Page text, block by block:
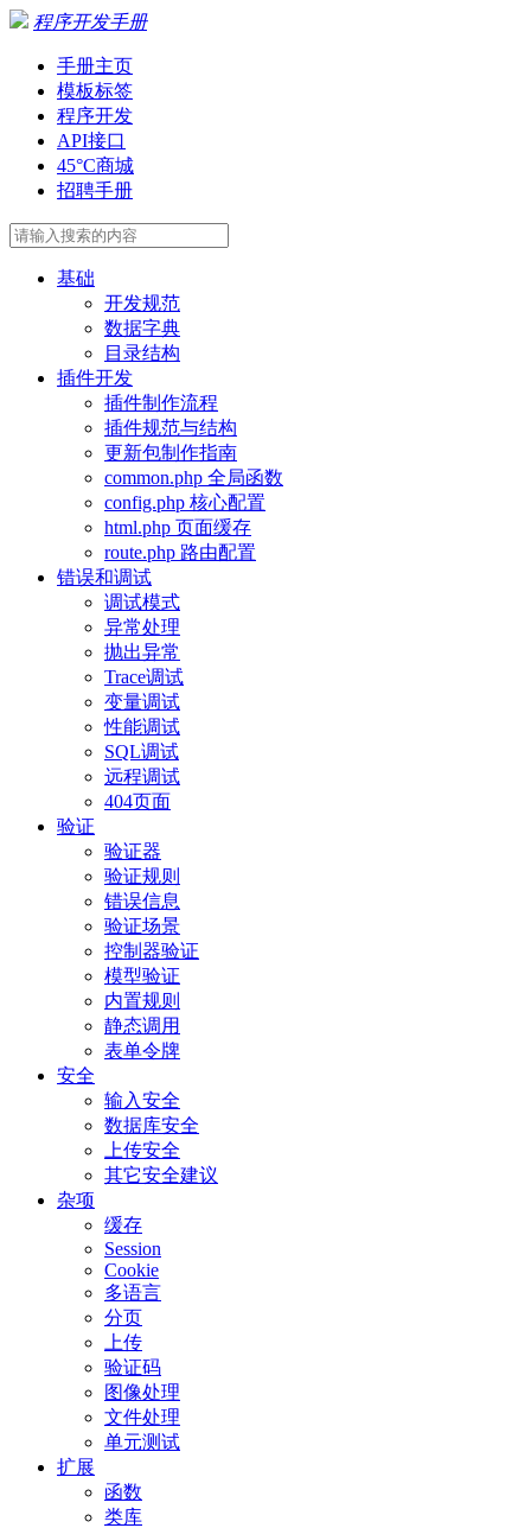
程序开发手册
手册主页
模板标签
程序开发
API接口
45°C商城
招聘手册
基础
开发规范
数据字典
目录结构
插件开发
插件制作流程
插件规范与结构
更新包制作指南
common.php 全局函数
config.php 核心配置
html.php 页面缓存
route.php 路由配置
错误和调试
调试模式
异常处理
抛出异常
Trace调试
变量调试
性能调试
SQL调试
远程调试
404页面
验证
验证器
验证规则
错误信息
验证场景
控制器验证
模型验证
内置规则
静态调用
表单令牌
安全
输入安全
数据库安全
上传安全
其它安全建议
杂项
缓存
Session
Cookie
多语言
分页
上传
验证码
图像处理
文件处理
单元测试
扩展
函数
类库